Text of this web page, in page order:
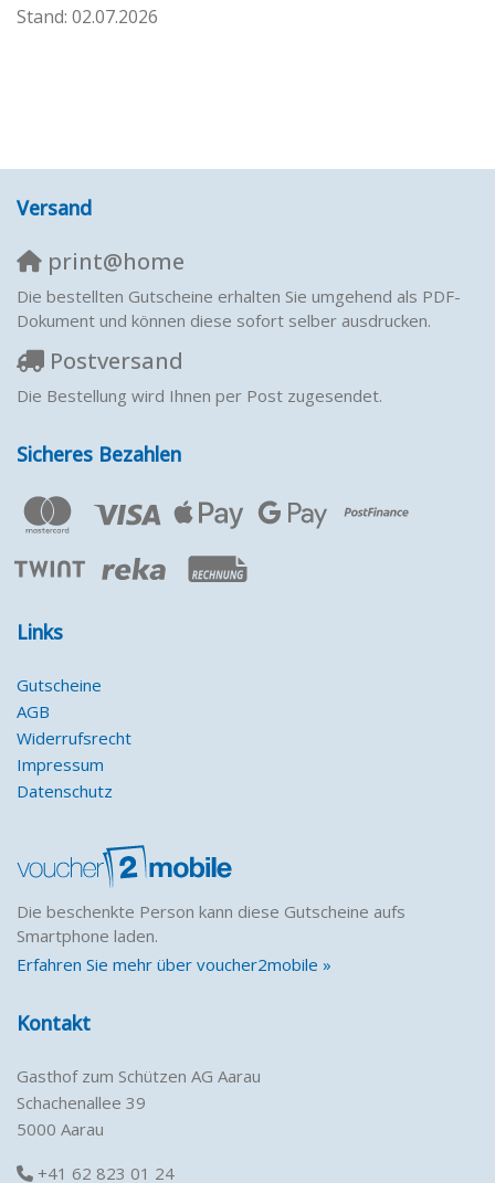
Stand: 02.07.2026
Versand
print@home
Die bestellten Gutscheine erhalten Sie umgehend als PDF-
Dokument und können diese sofort selber ausdrucken.
Postversand
Die Bestellung wird Ihnen per Post zugesendet.
Sicheres Bezahlen
Links
Gutscheine
AGB
Widerrufsrecht
Impressum
Datenschutz
Die beschenkte Person kann diese Gutscheine aufs
Smartphone laden.
Erfahren Sie mehr über voucher2mobile »
Kontakt
Gasthof zum Schützen AG Aarau
Schachenallee 39
5000 Aarau
+41 62 823 01 24